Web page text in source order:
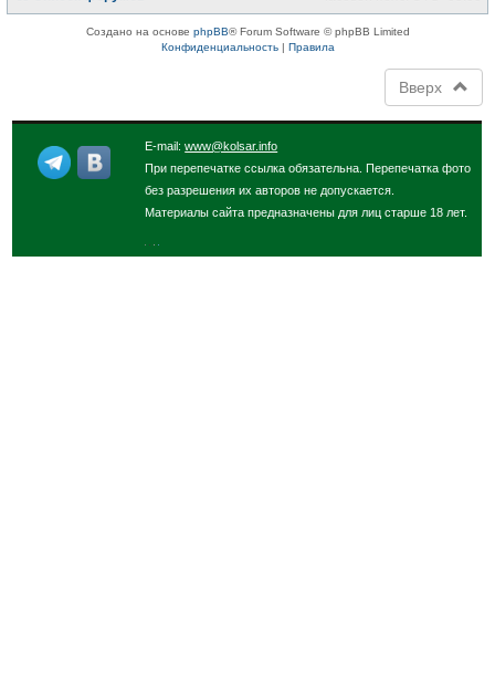
Создано на основе phpBB® Forum Software © phpBB Limited
Конфиденциальность| Правила
Вверх
E-mail:www@kolsar.info
При перепечатке ссылка обязательна. Перепечатка фото
без разрешения их авторов не допускается.
Материалы сайта предназначены для лиц старше 18 лет.